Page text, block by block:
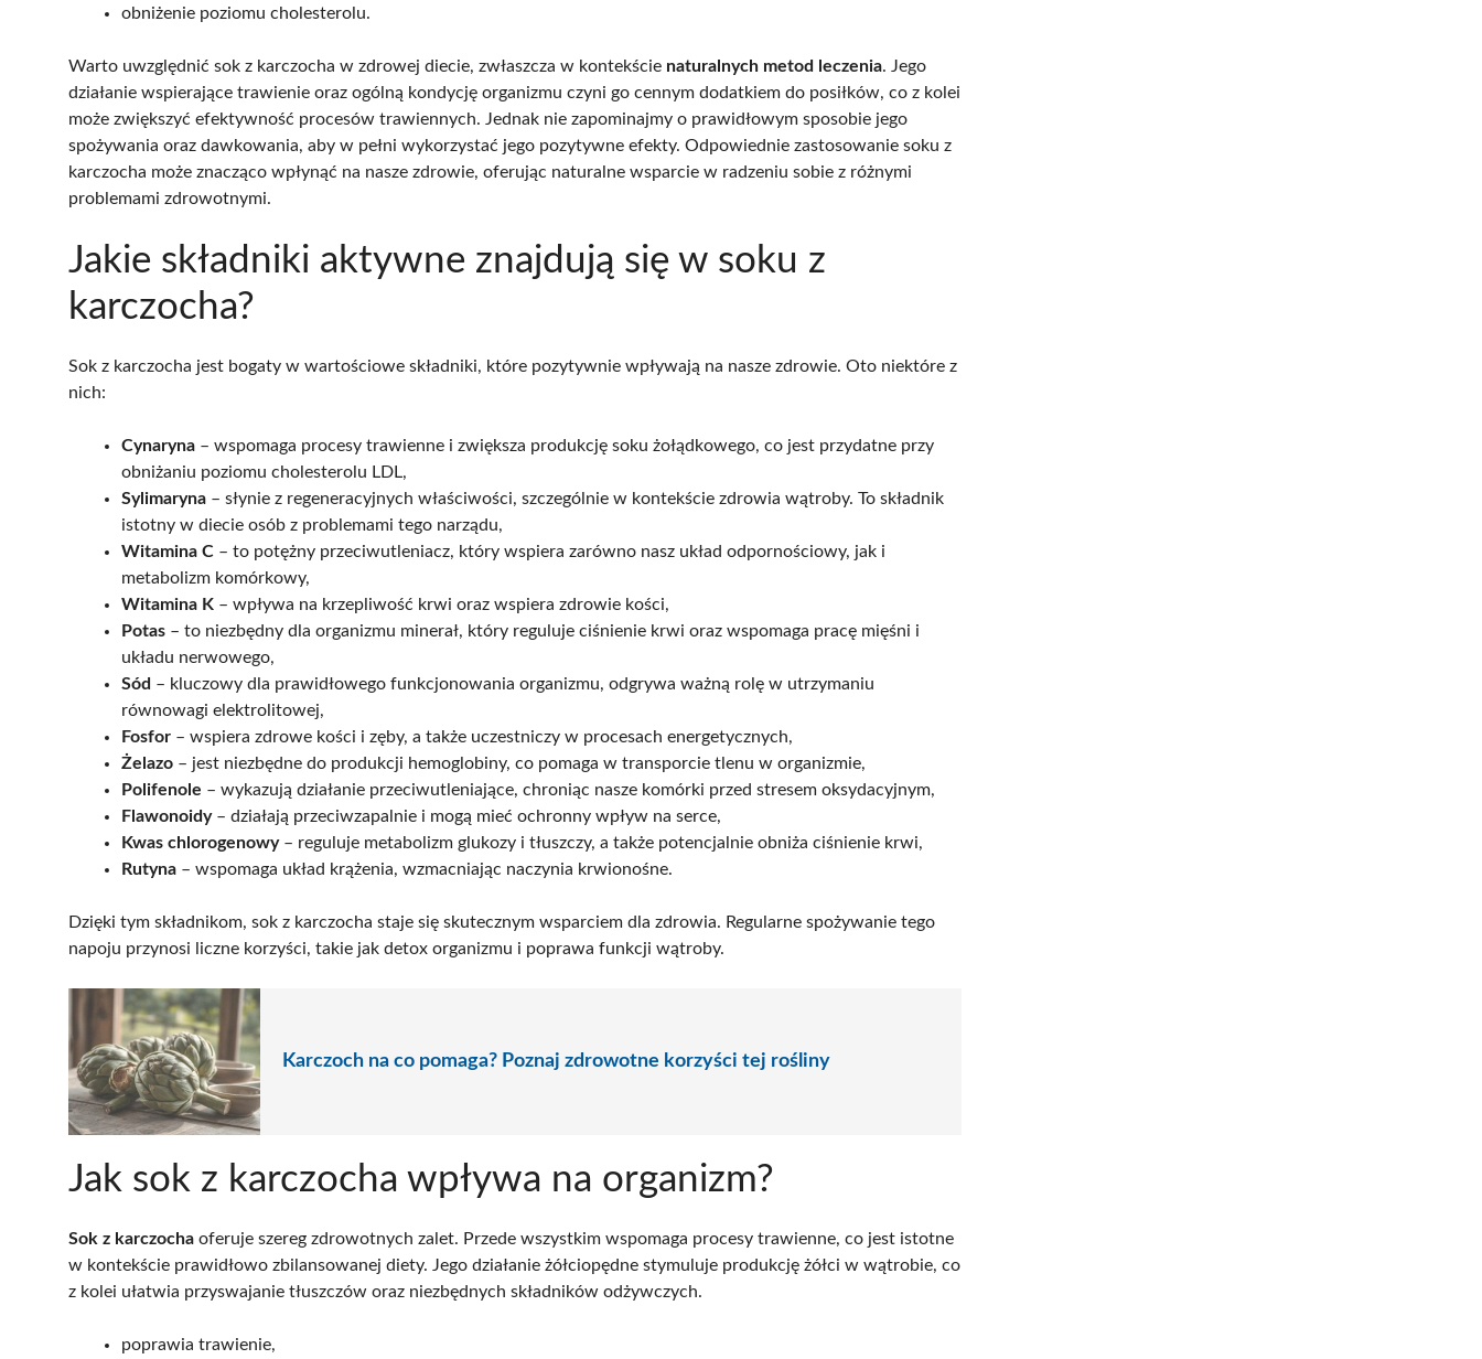
obniżenie poziomu cholesterolu.
Warto uwzględnić sok z karczocha w zdrowej diecie, zwłaszcza w kontekście naturalnych metod leczenia. Jego
działanie wspierające trawienie oraz ogólną kondycję organizmu czyni go cennym dodatkiem do posiłków, co z kolei
może zwiększyć efektywność procesów trawiennych. Jednak nie zapominajmy o prawidłowym sposobie jego
spożywania oraz dawkowania, aby w pełni wykorzystać jego pozytywne efekty. Odpowiednie zastosowanie soku z
karczocha może znacząco wpłynąć na nasze zdrowie, oferując naturalne wsparcie w radzeniu sobie z różnymi
problemami zdrowotnymi.
Jakie składniki aktywne znajdują się w soku z
karczocha?
Sok z karczocha jest bogaty w wartościowe składniki, które pozytywnie wpływają na nasze zdrowie. Oto niektóre z
nich:
Cynaryna – wspomaga procesy trawienne i zwiększa produkcję soku żołądkowego, co jest przydatne przy
obniżaniu poziomu cholesterolu LDL,
Sylimaryna – słynie z regeneracyjnych właściwości, szczególnie w kontekście zdrowia wątroby. To składnik
istotny w diecie osób z problemami tego narządu,
Witamina C – to potężny przeciwutleniacz, który wspiera zarówno nasz układ odpornościowy, jak i
metabolizm komórkowy,
Witamina K – wpływa na krzepliwość krwi oraz wspiera zdrowie kości,
Potas – to niezbędny dla organizmu minerał, który reguluje ciśnienie krwi oraz wspomaga pracę mięśni i
układu nerwowego,
Sód – kluczowy dla prawidłowego funkcjonowania organizmu, odgrywa ważną rolę w utrzymaniu
równowagi elektrolitowej,
Fosfor – wspiera zdrowe kości i zęby, a także uczestniczy w procesach energetycznych,
Żelazo – jest niezbędne do produkcji hemoglobiny, co pomaga w transporcie tlenu w organizmie,
Polifenole – wykazują działanie przeciwutleniające, chroniąc nasze komórki przed stresem oksydacyjnym,
Flawonoidy– działają przeciwzapalnie i mogą mieć ochronny wpływ na serce,
Kwas chlorogenowy– reguluje metabolizm glukozy i tłuszczy, a także potencjalnie obniża ciśnienie krwi,
Rutyna – wspomaga układ krążenia, wzmacniając naczynia krwionośne.
Dzięki tym składnikom, sok z karczocha staje się skutecznym wsparciem dla zdrowia. Regularne spożywanie tego
napoju przynosi liczne korzyści, takie jak detox organizmu i poprawa funkcji wątroby.
Karczoch na co pomaga? Poznaj zdrowotne korzyści tej rośliny
Jak sok z karczocha wpływa na organizm?
Sok z karczocha oferuje szereg zdrowotnych zalet. Przede wszystkim wspomaga procesy trawienne, co jest istotne
w kontekście prawidłowo zbilansowanej diety. Jego działanie żółciopędne stymuluje produkcję żółci w wątrobie, co
z kolei ułatwia przyswajanie tłuszczów oraz niezbędnych składników odżywczych.
poprawia trawienie,